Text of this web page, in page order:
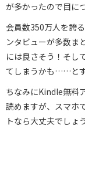
が多かったので目に
会員数350万人を誇
ンタビューが多数ま
には良さそう！そし
てしまうかも……と
ちなみにKindle無料
読めますが、スマホ
トなら大丈夫でしょう